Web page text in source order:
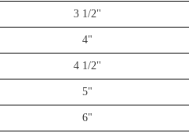
3 1/2"
4"
4 1/2"
5"
6"